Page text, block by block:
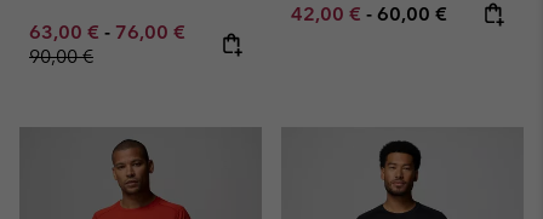
Minimum sale price:
63,00 € - Maximum sale price:
76,00 € Regular price:
90,00 €
Minimum sale price:
42,00 € - Maximum price:
60,00 €